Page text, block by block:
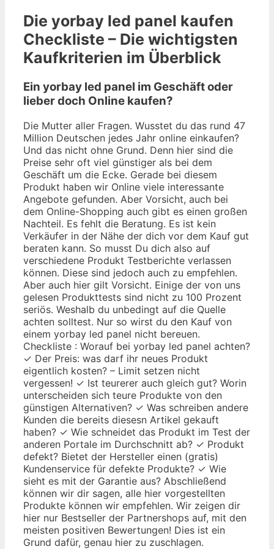
Die yorbay led panel kaufen
Checkliste – Die wichtigsten
Kaufkriterien im Überblick
Ein yorbay led panel im Geschäft oder
lieber doch Online kaufen?
Die Mutter aller Fragen. Wusstet du das rund 47
Million Deutschen jedes Jahr online einkaufen?
Und das nicht ohne Grund. Denn hier sind die
Preise sehr oft viel günstiger als bei dem
Geschäft um die Ecke. Gerade bei diesem
Produkt haben wir Online viele interessante
Angebote gefunden. Aber Vorsicht, auch bei
dem Online-Shopping auch gibt es einen großen
Nachteil. Es fehlt die Beratung. Es ist kein
Verkäufer in der Nähe der dich vor dem Kauf gut
beraten kann. So musst Du dich also auf
verschiedene Produkt Testberichte verlassen
können. Diese sind jedoch auch zu empfehlen.
Aber auch hier gilt Vorsicht. Einige der von uns
gelesen Produkttests sind nicht zu 100 Prozent
seriös. Weshalb du unbedingt auf die Quelle
achten solltest. Nur so wirst du den Kauf von
einem yorbay led panel nicht bereuen.
Checkliste : Worauf bei yorbay led panel achten?
✓ Der Preis: was darf ihr neues Produkt
eigentlich kosten? – Limit setzen nicht
vergessen! ✓ Ist teurerer auch gleich gut? Worin
unterscheiden sich teure Produkte von den
günstigen Alternativen? ✓ Was schreiben andere
Kunden die bereits diesesn Artikel gekauft
haben? ✓ Wie schneidet das Produkt im Test der
anderen Portale im Durchschnitt ab? ✓ Produkt
defekt? Bietet der Hersteller einen (gratis)
Kundenservice für defekte Produkte? ✓ Wie
sieht es mit der Garantie aus? Abschließend
können wir dir sagen, alle hier vorgestellten
Produkte können wir empfehlen. Wir zeigen dir
hier nur Bestseller der Partnershops auf, mit den
meisten positiven Bewertungen! Dies ist ein
Grund dafür, genau hier zu zuschlagen.